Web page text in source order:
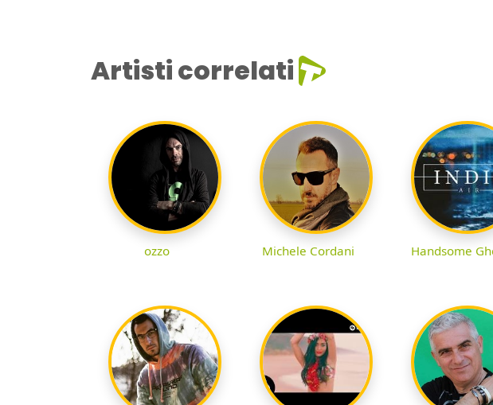
Artisti correlati
ozzo Michele Cordani Handsome